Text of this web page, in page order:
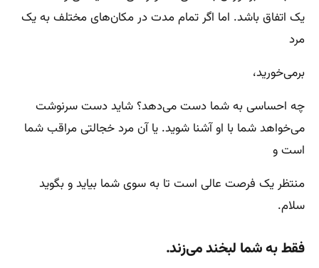
یک اتفاق باشد. اما اگر تمام مدت در مکان‌های مختلف به یک
مرد
برمی‌خورید،
چه احساسی به شما دست می‌دهد؟ شاید دست سرنوشت
می‌خواهد شما با او آشنا شوید. یا آن مرد خجالتی مراقب شما
است و
منتظر یک فرصت عالی است تا به سوی شما بیاید و بگوید
سلام.
فقط به شما لبخند می‌زند.